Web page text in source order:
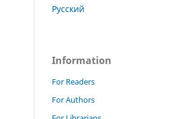
Русский
Information
For Readers
For Authors